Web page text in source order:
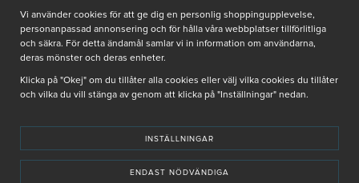
Genom att ge min e-post, accepterar jag Seth och Sallyintegritetspolicy
De uppgifter du matar in kommer endast användas till våra nyhetsbrev.
Vi använder cookies för att ge dig en personlig shoppingupplevelse,
personanpassad annonsering och för hålla våra webbplatser tillförlitliga
och säkra. För detta ändamål samlar vi in information om användarna,
deras mönster och deras enheter.
Klicka på "Okej" om du tillåter alla cookies eller välj vilka cookies du tillåter
och vilka du vill stänga av genom att klicka på "Inställningar" nedan.
INSTÄLLNINGAR
ENDAST NÖDVÄNDIGA